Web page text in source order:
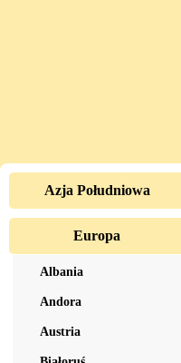
Azja Południowa
Europa
Albania
Andora
Austria